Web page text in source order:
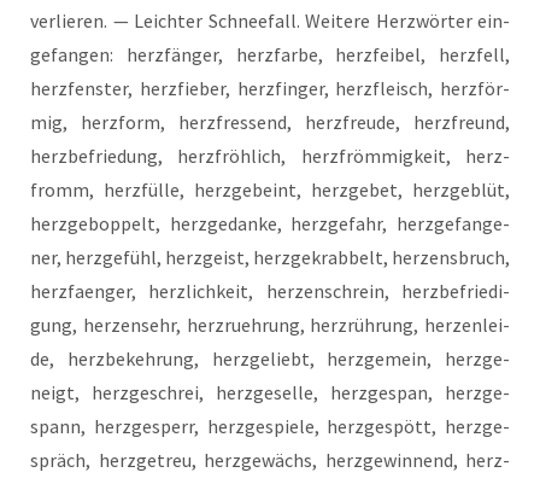
ver­lie­ren. — Leich­ter Schnee­fall. Wei­te­re Her­z­wör­ter ein­
ge­fan­gen: herz­fän­ger, herz­far­be, herz­f­ei­bel, herz­fell,
herz­fens­ter, herz­fie­ber, herz­fin­ger, herz­fleisch, herz­för­
mig, herz­form, herz­fres­send, herz­freu­de, herz­freund,
herz­be­frie­dung, herz­fröh­lich, herz­fröm­mig­keit, herz­
fromm, herz­fül­le, herz­ge­b­eint, herz­ge­bet, herz­ge­blüt,
herz­ge­b­op­pelt, herz­ge­dan­ke, herz­ge­fahr, herz­ge­fan­ge­
ner, herz­ge­fühl, herz­geist, herz­ge­krab­belt, her­zens­bruch,
herz­faen­ger, herz­lich­keit, her­zen­schrein, herz­be­frie­di­
gung, her­zen­s­ehr, herz­rueh­rung, herz­rüh­rung, her­zen­lei­
de, herz­be­keh­rung,
herz­ge­liebt, herz­ge­mein, herz­ge­
neigt, herz­ge­schrei, herz­ge­sel­le, herz­ge­span, herz­ge­
spann, herz­ge­sperr, herz­ge­spie­le, herz­ge­spött, herz­ge­
spräch, herz­ge­treu, herz­ge­wächs, herz­ge­win­nend, herz­